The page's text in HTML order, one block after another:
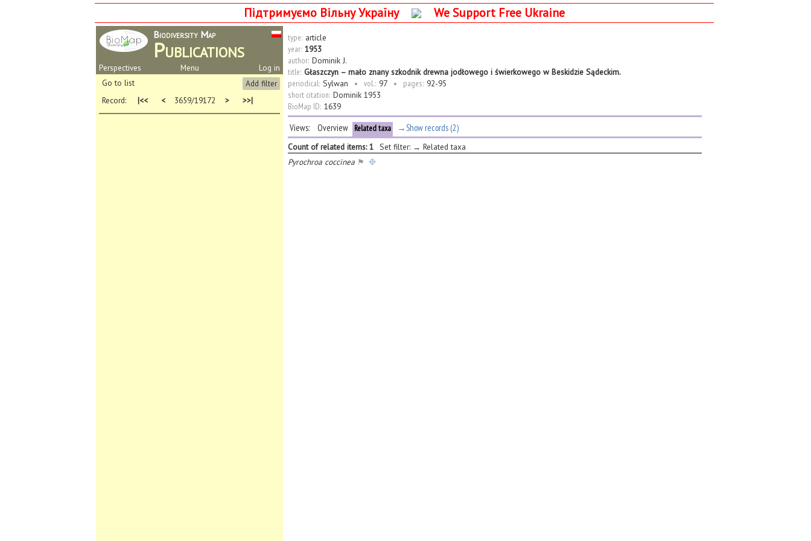
Підтримуємо Вільну Україну We Support Free Ukraine
Biodiversity Map
Publications
Perspectives Log in
Menu
Add filter
Go to list
Record:
|<< < 3659/19172 > >>|
type: article
year: 1953
author: Dominik J.
title: Głaszczyn – mało znany szkodnik drewna jodłowego i świerkowego w Beskidzie Sądeckim.
periodical: Sylwan • vol.: 97 • pages: 92-95
short citation: Dominik 1953
BioMap ID: 1639
Views: Overview Related taxa →Show records (2)
Count of related items: 1 Set filter: → Related taxa
Pyrochroa coccinea ⚑